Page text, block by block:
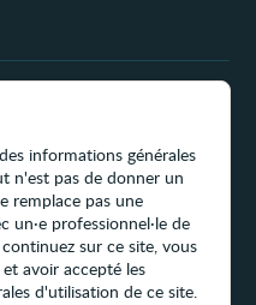
informations générales
n'est pas de donner un
remplace pas une
un·e professionnel·le de
sur ce site, vous
avoir accepté les
d'utilisation de ce site.